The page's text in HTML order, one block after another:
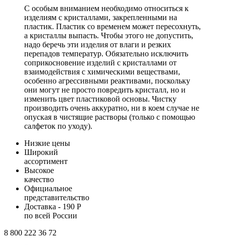
С особым вниманием необходимо относиться к
изделиям с кристаллами, закрепленными на
пластик. Пластик со временем может пересохнуть,
а кристаллы выпасть. Чтобы этого не допустить,
надо беречь эти изделия от влаги и резких
перепадов температур. Обязательно исключить
соприкосновение изделий с кристаллами от
взаимодействия с химическими веществами,
особенно агрессивными реактивами, поскольку
они могут не просто повредить кристалл, но и
изменить цвет пластиковой основы. Чистку
производить очень аккуратно, ни в коем случае не
опуская в чистящие растворы (только с помощью
салфеток по уходу).
Низкие цены
Широкий
ассортимент
Высокое
качество
Официальное
представительство
Доставка - 190 Р
по всей России
8 800 222 36 72